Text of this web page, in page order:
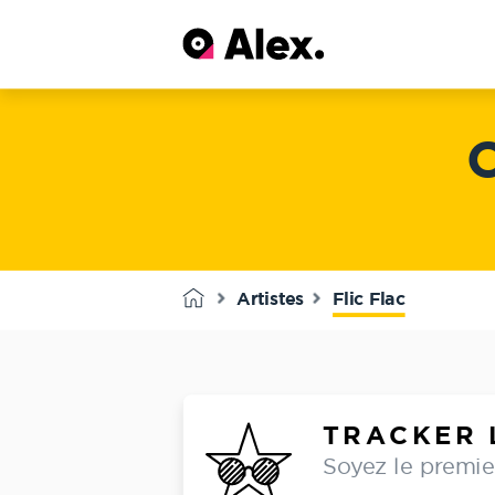
Artistes Flic Flac
TRACKER
Soyez le